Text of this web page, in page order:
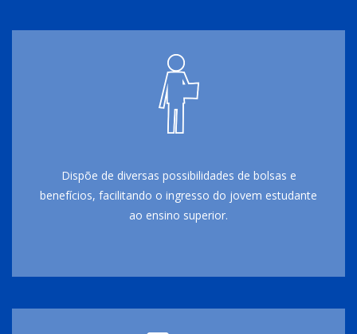
Dispõe de diversas possibilidades de bolsas e
benefícios, facilitando o ingresso do jovem estudante
ao ensino superior.